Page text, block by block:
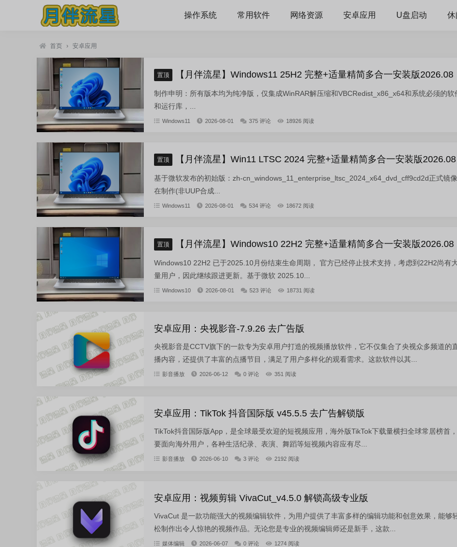
操作系统 常用软件 网络资源 安卓应用 U盘启动 休
首页 › 安卓应用
置顶 【月伴流星】Windows11 25H2 完整+适量精简多合一安装版2026.08
制作申明：所有版本均为纯净版，仅集成WinRAR解压缩和VBCRedist_x86_x64和系统必须的软
和运行库，...
Windows11 2026-08-01 375 评论 18926 阅读
置顶 【月伴流星】Win11 LTSC 2024 完整+适量精简多合一安装版2026.08
基于微软发布的初始版：zh-cn_windows_11_enterprise_ltsc_2024_x64_dvd_cff9cd2d正式镜
在制作(非UUP合成...
Windows11 2026-08-01 534 评论 18672 阅读
置顶 【月伴流星】Windows10 22H2 完整+适量精简多合一安装版2026.08
Windows10 22H2 已于2025.10月份结束生命周期， 官方已经停止技术支持，考虑到22H2尚有
量用户，因此继续跟进更新。基于微软 2025.10...
Windows10 2026-08-01 523 评论 18731 阅读
安卓应用：央视影音-7.9.26 去广告版
央视影音是CCTV旗下的一款专为安卓用户打造的视频播放软件，它不仅集合了央视众多频道的
播内容，还提供了丰富的点播节目，满足了用户多样化的观看需求。这款软件以其...
影音播放 2026-06-12 0 评论 351 阅读
安卓应用：TikTok 抖音国际版 v45.5.5 去广告解锁版
TikTok抖音国际版App，是全球最受欢迎的短视频应用，海外版TikTok下载量横扫全球常居榜首
要面向海外用户，各种生活纪录、表演、舞蹈等短视频内容应有尽...
影音播放 2026-06-10 3 评论 2192 阅读
安卓应用：视频剪辑 VivaCut_v4.5.0 解锁高级专业版
VivaCut 是一款功能强大的视频编辑软件，为用户提供了丰富多样的编辑功能和创意效果，能够
松制作出令人惊艳的视频作品。无论您是专业的视频编辑师还是新手，这款...
媒体编辑 2026-06-07 0 评论 1274 阅读